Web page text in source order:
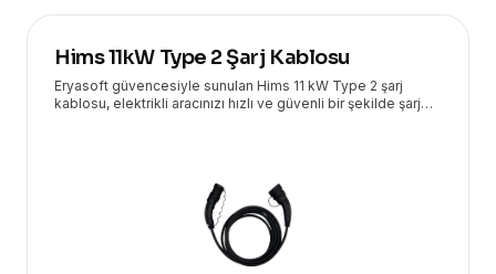
Hims 11kW Type 2 Şarj Kablosu
Eryasoft güvencesiyle sunulan Hims 11 kW Type 2 şarj
kablosu, elektrikli aracınızı hızlı ve güvenli bir şekilde şarj